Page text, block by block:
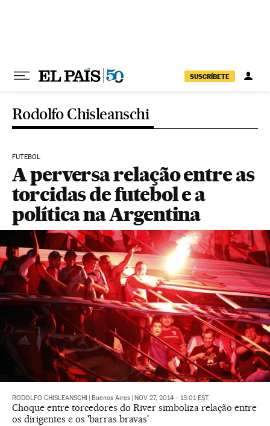
SUSCRÍBETE
Rodolfo Chisleanschi
FUTEBOL
A perversa relação entre as
torcidas de futebol e a
política na Argentina
RODOLFO CHISLEANSCHI Buenos Aires NOV 27, 2014 - 13:01 EST
Choque entre torcedores do River simboliza relação entre
os dirigentes e os 'barras bravas'